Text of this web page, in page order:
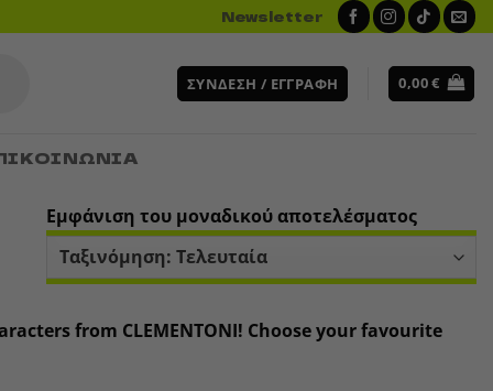
Newsletter
ΣΎΝΔΕΣΗ / ΕΓΓΡΑΦΉ 0,00€
Εμφάνιση του μοναδικού αποτελέσματος
from CLEMENTONI! Choose your favourite